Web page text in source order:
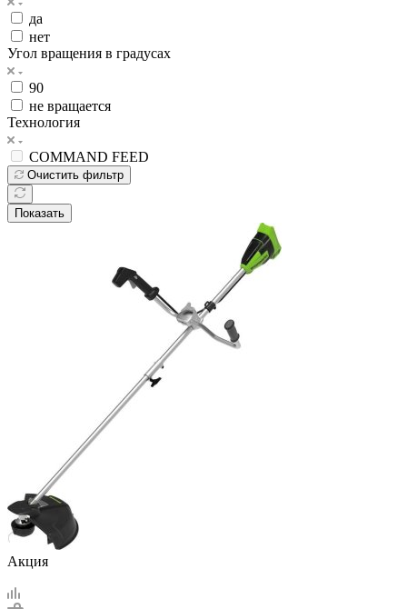
да
нет
Угол вращения в градусах
90
не вращается
Технология
COMMAND FEED
Очистить фильтр
Показать
Акция